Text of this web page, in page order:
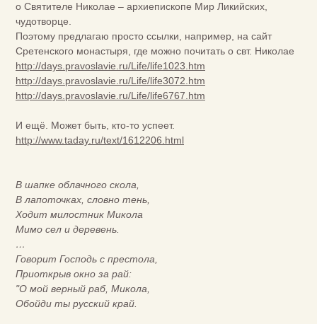
о Святителе Николае – архиепископе Мир Ликийских,
чудотворце.
Поэтому предлагаю просто ссылки, например, на сайт
Сретенского монастыря, где можно почитать о свт. Николае
http://days.pravoslavie.ru/Life/life1023.htm
http://days.pravoslavie.ru/Life/life3072.htm
http://days.pravoslavie.ru/Life/life6767.htm
И ещё. Может быть, кто-то успеет.
http://www.taday.ru/text/1612206.html
В шапке облачного скола,
В лапоточках, словно тень,
Ходит милостник Микола
Мимо сел и деревень.
…
Говорит Господь с престола,
Приоткрыв окно за рай:
"О мой верный раб, Микола,
Обойди ты русский край.